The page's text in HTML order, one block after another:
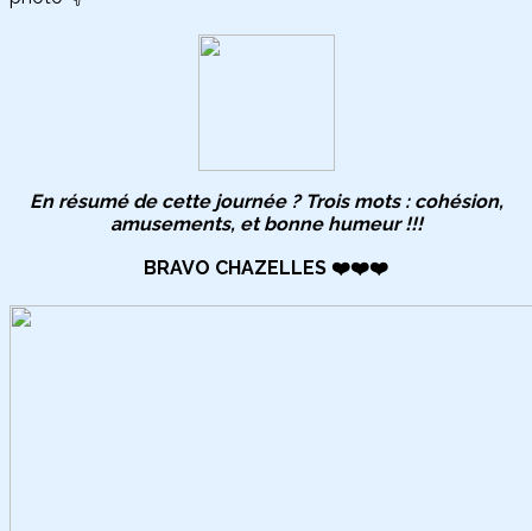
En résumé de cette journée ? Trois mots : cohésion,
amusements, et bonne humeur !!!
BRAVO CHAZELLES ❤️❤️❤️